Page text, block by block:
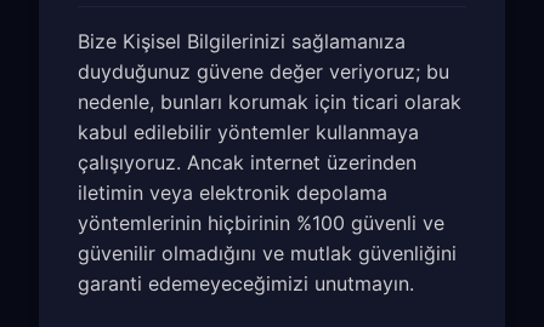
Bize Kişisel Bilgilerinizi sağlamanıza
duyduğunuz güvene değer veriyoruz; bu
nedenle, bunları korumak için ticari olarak
kabul edilebilir yöntemler kullanmaya
çalışıyoruz. Ancak internet üzerinden
iletimin veya elektronik depolama
yöntemlerinin hiçbirinin %100 güvenli ve
güvenilir olmadığını ve mutlak güvenliğini
garanti edemeyeceğimizi unutmayın.